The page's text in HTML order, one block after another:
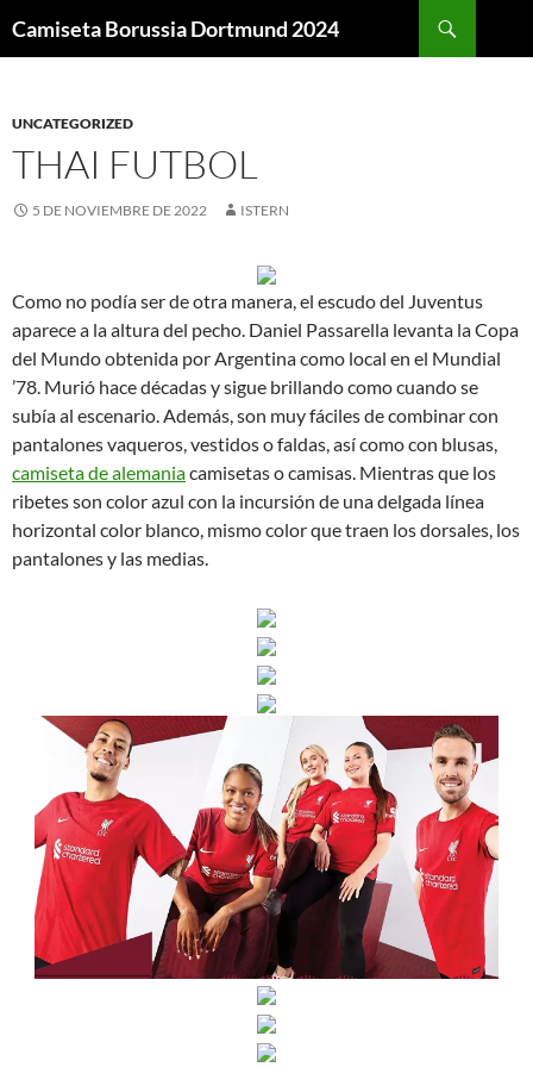
Camiseta Borussia Dortmund 2024
UNCATEGORIZED
THAI FUTBOL
5 DE NOVIEMBRE DE 2022 ISTERN
Como no podía ser de otra manera, el escudo del Juventus
aparece a la altura del pecho. Daniel Passarella levanta la Copa
del Mundo obtenida por Argentina como local en el Mundial
’78. Murió hace décadas y sigue brillando como cuando se
subía al escenario. Además, son muy fáciles de combinar con
pantalones vaqueros, vestidos o faldas, así como con blusas,
camiseta de alemaniacamisetas o camisas. Mientras que los
ribetes son color azul con la incursión de una delgada línea
horizontal color blanco, mismo color que traen los dorsales, los
pantalones y las medias.